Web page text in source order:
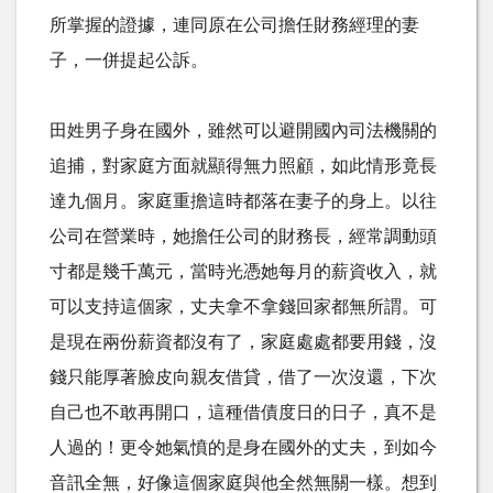
所掌握的證據，連同原在公司擔任財務經理的妻
子，一併提起公訴。
田姓男子身在國外，雖然可以避開國內司法機關的
追捕，對家庭方面就顯得無力照顧，如此情形竟長
達九個月。家庭重擔這時都落在妻子的身上。以往
公司在營業時，她擔任公司的財務長，經常調動頭
寸都是幾千萬元，當時光憑她每月的薪資收入，就
可以支持這個家，丈夫拿不拿錢回家都無所謂。可
是現在兩份薪資都沒有了，家庭處處都要用錢，沒
錢只能厚著臉皮向親友借貸，借了一次沒還，下次
自己也不敢再開口，這種借債度日的日子，真不是
人過的！更令她氣憤的是身在國外的丈夫，到如今
音訊全無，好像這個家庭與他全然無關一樣。想到